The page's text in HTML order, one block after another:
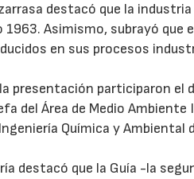
destacó que la
1963. Asimismo, subrayó
en sus procesos
presentación participaron el
del Área de Medio
Química y
destacó que la Guía -la